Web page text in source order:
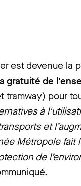
est devenue la
gratuité de
tramway) pour
à
et
Métropole fait
de